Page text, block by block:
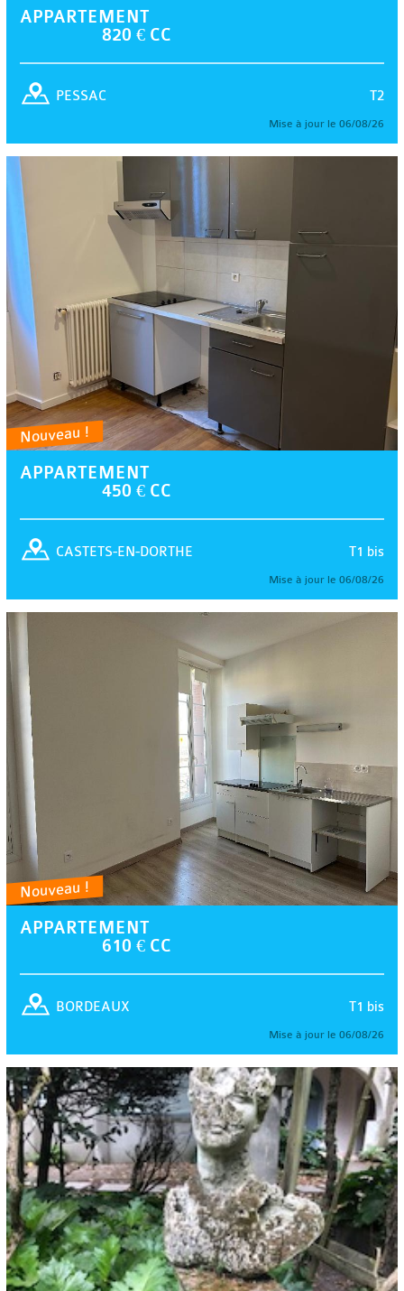
APPARTEMENT
820 € CC
T2
PESSAC
Mise à jour le 06/08/26
Nouveau !
APPARTEMENT
450 € CC
T1 bis
CASTETS-EN-DORTHE
Mise à jour le 06/08/26
Nouveau !
APPARTEMENT
610 € CC
T1 bis
BORDEAUX
Mise à jour le 06/08/26